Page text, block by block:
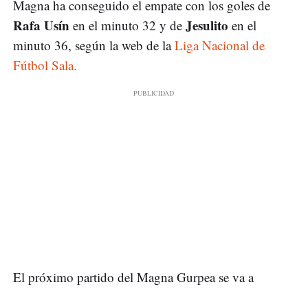
Magna ha conseguido el empate con los goles de
Rafa Usín en el minuto 32 y de Jesulito en el
minuto 36, según la web de laLiga Nacional de
Fútbol Sala.
El próximo partido del Magna Gurpea se va a